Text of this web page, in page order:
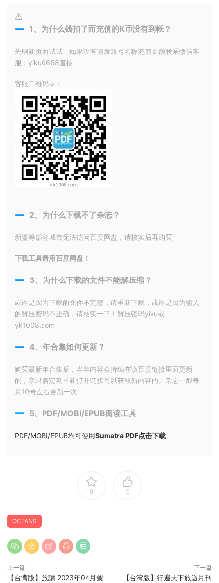
1、为什么钱扣了而充值的K币没有到帐？
先刷新页面试试，如果没有请发账号名称充值金额联系微信客
服：yiku0668查核
客服二维码↓：
2、为什么下载不了杂志？
新疆等部分城市无法访问百度网盘，请核实后再购买
下载工具请用百度网盘！
3、为什么下载的文件不能解压缩？
或许是因为下载的文件不完整，请重新下载，或许是因为输入
的解压密码不正确，请核实一下！解压密码yiku或
yk1008.com
4、年合集如何更新？
购买最新年合集后，当年内容会持续在该百度链接里面更新
的，亲只需定期重新打开链接可以获取新内容的。杂志一般每
月10号左右更新一次
5、PDF/MOBI/EPUB阅读工具
PDF/MOBI/EPUB均可使用Sumatra PDF点击下载
0 0
OCEANS
上一篇
【台湾版】旅讀 2023年04月號
下一篇
【台湾版】行遍天下旅遊月刊